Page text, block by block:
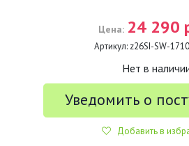
Цена: 24 290
Артикул: z26SI-SW-
Нет в
Уведомить о
Добавить в